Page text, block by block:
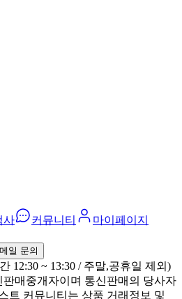
사 커뮤니티
마이페이지
일 문의
12:30 ~ 13:30 / 주말,공휴일 제외)
매중개자이며 통신판매의 당사자
트 커뮤니티는 상품 거래정보 및